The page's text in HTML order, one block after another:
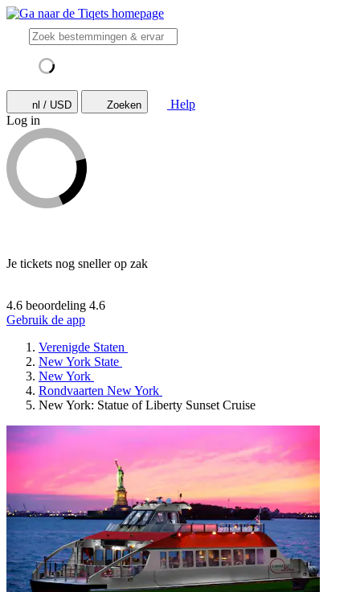
nl / USD Zoeken
Help
Log in
Je tickets nog sneller op zak
4.6 beoordeling 4.6
Gebruik de app
Verenigde Staten
New York State
New York
Rondvaarten New York
New York: Statue of Liberty Sunset Cruise